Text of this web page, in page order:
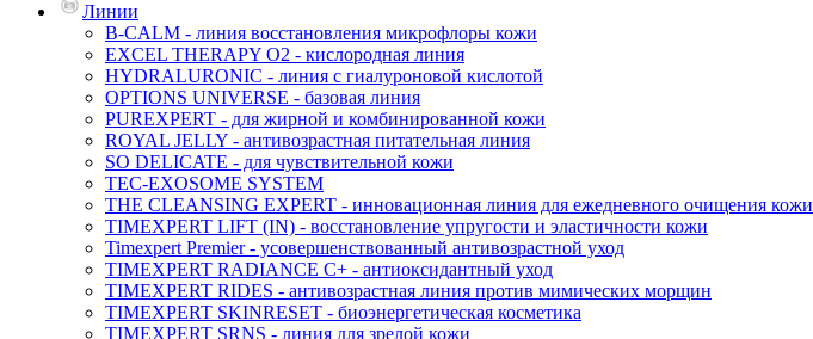
Линии
B-CALM - линия восстановления микрофлоры кожи
EXCEL THERAPY O2 - кислородная линия
HYDRALURONIC - линия с гиалуроновой кислотой
OPTIONS UNIVERSE - базовая линия
PUREXPERT - для жирной и комбинированной кожи
ROYAL JELLY - антивозрастная питательная линия
SO DELICATE - для чувствительной кожи
TEC-EXOSOME SYSTEM
THE CLEANSING EXPERT - инновационная линия для ежедневного очищения кожи
TIMEXPERT LIFT (IN) - восстановление упругости и эластичности кожи
Timexpert Premier - усовершенствованный антивозрастной уход
TIMEXPERT RADIANCE С+ - антиоксидантный уход
TIMEXPERT RIDES - антивозрастная линия против мимических морщин
TIMEXPERT SKINRESET - биoэнергетическая косметика
TIMEXPERT SRNS - линия для зрелой кожи